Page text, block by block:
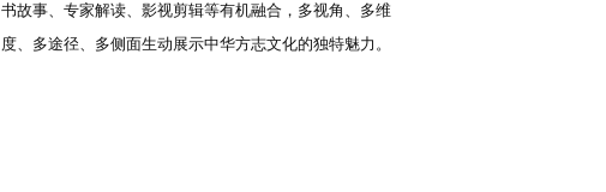
书故事、专家解读、影视剪辑等有机融合，多视角、多维
度、多途径、多侧面生动展示中华方志文化的独特魅力。